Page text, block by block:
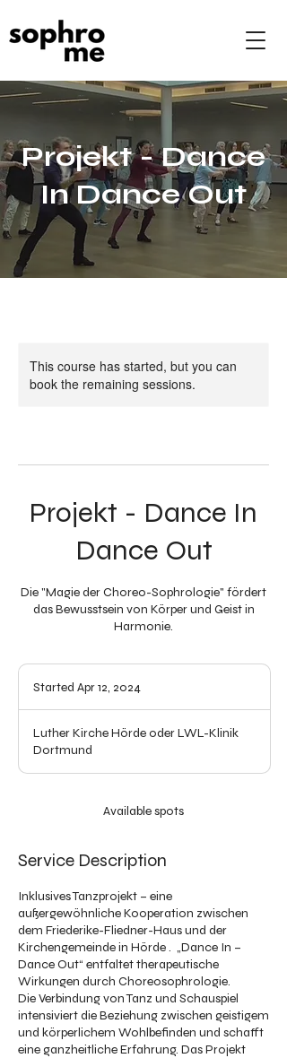
Projekt - Dance
In Dance Out
This course has started, but you can
book the remaining sessions.
Projekt - Dance In
Dance Out
Die "Magie der Choreo-Sophrologie" fördert
das Bewusstsein von Körper und Geist in
Started Apr 12, 2024
r
e
A
1
2
0
2
4
Luther Kirche Hörde oder LWL-Klinik
Dortmund
Available spots
Service Description
Inklusives Tanzprojekt – eine
außergewöhnliche Kooperation zwischen
dem Friederike-Fliedner-Haus und der
Kirchengemeinde in Hörde . „Dance In –
Dance Out“ entfaltet therapeutische
Wirkungen durch Choreosophrologie.
Die Verbindung von Tanz und Schauspiel
intensiviert die Beziehung zwischen geistigem
und körperlichem Wohlbefinden und schafft
eine ganzheitliche Erfahrung. Das Projekt